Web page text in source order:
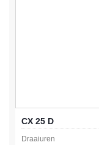
CX 25 D
Draaiuren